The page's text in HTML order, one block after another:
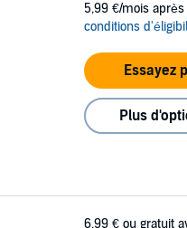
5,99 €/mois après
conditions
Essayez
Plus
6,99 € ou gratuit